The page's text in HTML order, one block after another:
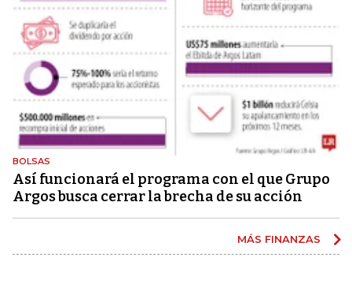
BOLSAS
Así funcionará el programa con el que Grupo
Argos busca cerrar la brecha de su acción
MÁS FINANZAS